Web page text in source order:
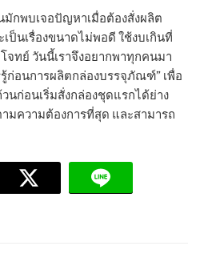
มักพบเจอปัญหาเมื่อต้องสั่งผลิต
ป็นเรื่องขนาดไม่พอดี ใช้งบเกินที่
จทย์ วันนี้เราจึงอยากพาทุกคนมา
รู้ก่อนการผลิตกล่องบรรจุภัณฑ์” เพื่อ
นก่อนเริ่มสั่งกล่องชุดแรกได้ย่าง
มความต้องการที่สุด และสามารถ